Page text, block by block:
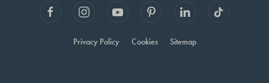
Privacy Policy Cookies Sitemap